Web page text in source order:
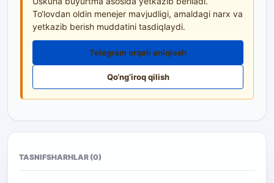
To‘lovdan oldin menejer mavjudligi, amaldagi narx va
yetkazib berish muddatini tasdiqlaydi.
Telegram orqali aniqlash
Qo‘ng‘iroq qilish
TASNIFSHARHLAR (0)